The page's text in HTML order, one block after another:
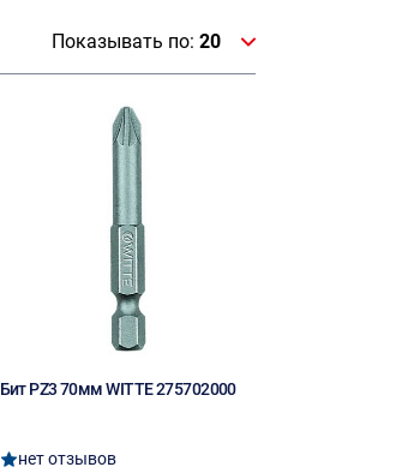
Показывать по: 20
Бит PZ3 70мм WITTE 275702000
нет отзывов